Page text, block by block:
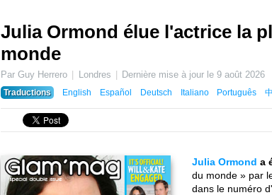
Julia Ormond élue l'actrice la
monde
Par Guy Herrero Londres Dernière mise à jour le9 août 2026
Traductions
English Español Deutsch Italiano Português
Julia Ormond a
du monde » par
dans le numéro